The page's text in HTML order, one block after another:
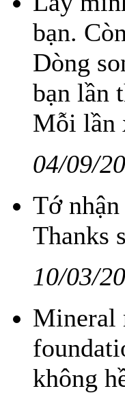
bạn.
Dòng
bạn lần
Mỗi lần
04/09/
Tớ
Thanks
10/03/
Mineral
không